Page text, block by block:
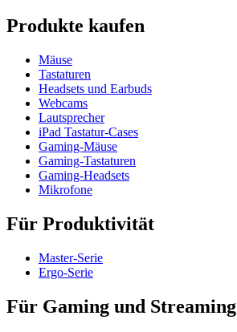
Produkte kaufen
Mäuse
Tastaturen
Headsets und Earbuds
Webcams
Lautsprecher
iPad Tastatur-Cases
Gaming-Mäuse
Gaming-Tastaturen
Gaming-Headsets
Mikrofone
Für Produktivität
Master-Serie
Ergo-Serie
Für Gaming und Streaming